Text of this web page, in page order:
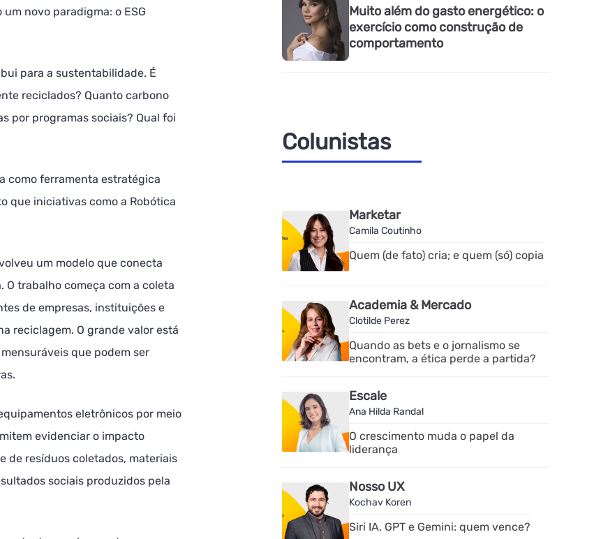
novo paradigma: o ESG
para a sustentabilidade. É
reciclados? Quanto carbono
por programas sociais? Qual foi
como ferramenta estratégica
que iniciativas como a Robótica
um modelo que conecta
trabalho começa com a coleta
de empresas, instituições e
reciclagem. O grande valor está
que podem ser
eletrônicos por meio
evidenciar o impacto
de resíduos coletados, materiais
sociais produzidos pela
Muito além do gasto energético: o
exercício como construção de
comportamento
Colunistas
Marketar
Camila Coutinho
Quem (de fato) cria; e quem (só) copia
Academia & Mercado
Clotilde Perez
Quando as bets e o jornalismo se
encontram, a ética perde a partida?
Escale
Ana Hilda Randal
O crescimento muda o papel da
liderança
Nosso UX
Kochav Koren
Siri IA, GPT e Gemini: quem vence?